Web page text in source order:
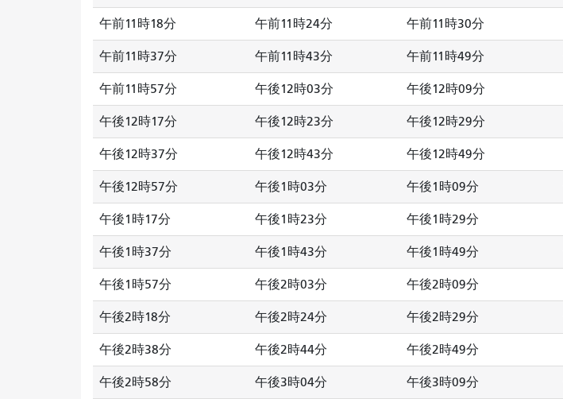
午前11時18分 午前11時24分 午前11時30分
午前11時37分 午前11時43分 午前11時49分
午前11時57分 午後12時03分 午後12時09分
午後12時17分 午後12時23分 午後12時29分
午後12時37分 午後12時43分 午後12時49分
午後12時57分 午後1時03分 午後1時09分
午後1時17分 午後1時23分 午後1時29分
午後1時37分 午後1時43分 午後1時49分
午後1時57分 午後2時03分 午後2時09分
午後2時18分 午後2時24分 午後2時29分
午後2時38分 午後2時44分 午後2時49分
午後2時58分 午後3時04分 午後3時09分